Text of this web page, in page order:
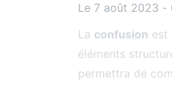
Le 7 août 2023
La confusion est
éléments
permettra de